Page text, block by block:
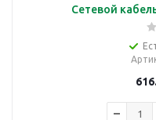
Сетевой